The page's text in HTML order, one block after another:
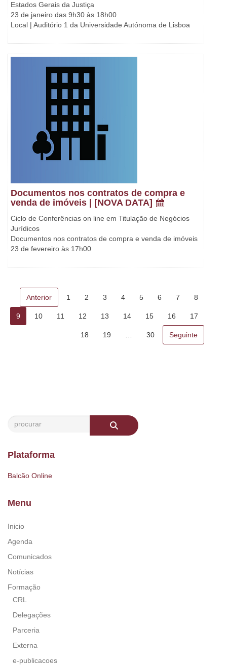
Estados Gerais da Justiça
23 de janeiro das 9h30 às 18h00
Local | Auditório 1 da Universidade Autónoma de Lisboa
Documentos nos contratos de compra e
venda de imóveis | [NOVA DATA]
Ciclo de Conferências on line em Titulação de Negócios
Jurídicos
Documentos nos contratos de compra e venda de imóveis
23 de fevereiro às 17h00
Anterior 1 2 3 4 5 6 7 8
9 10 11 12 13 14 15 16 17
18 19 30 Seguinte
Plataforma
Balcão Online
Menu
Inicio
Agenda
Comunicados
Notícias
Formação
CRL
Delegações
Parceria
Externa
e-publicacoes